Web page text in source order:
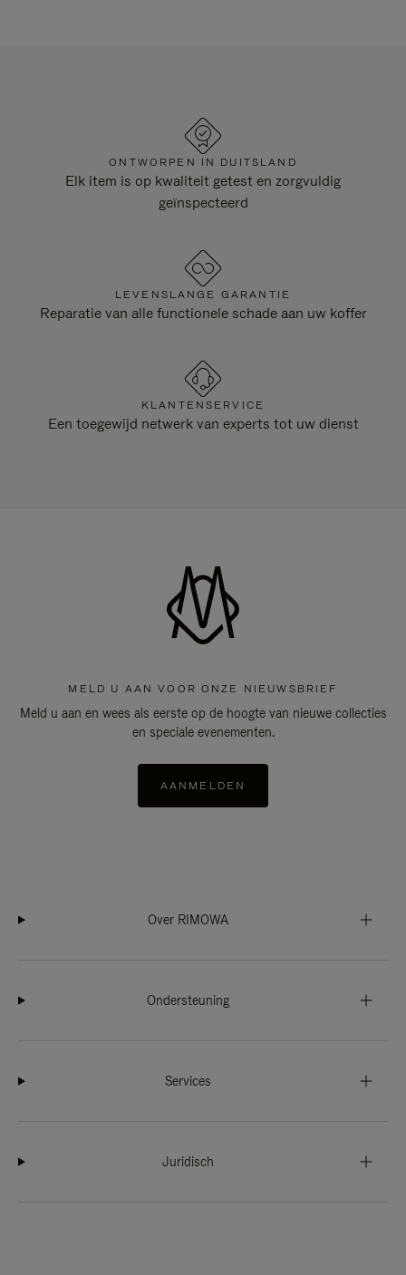
ONTWORPEN IN DUITSLAND
Elk item is op kwaliteit getest en zorgvuldig
geïnspecteerd
LEVENSLANGE GARANTIE
Reparatie van alle functionele schade aan uw koffer
KLANTENSERVICE
Een toegewijd netwerk van experts tot uw dienst
MELD U AAN VOOR ONZE NIEUWSBRIEF
Meld u aan en wees als eerste op de hoogte van nieuwe collecties
en speciale evenementen.
AANMELDEN
Over RIMOWA
Ondersteuning
Services
Juridisch